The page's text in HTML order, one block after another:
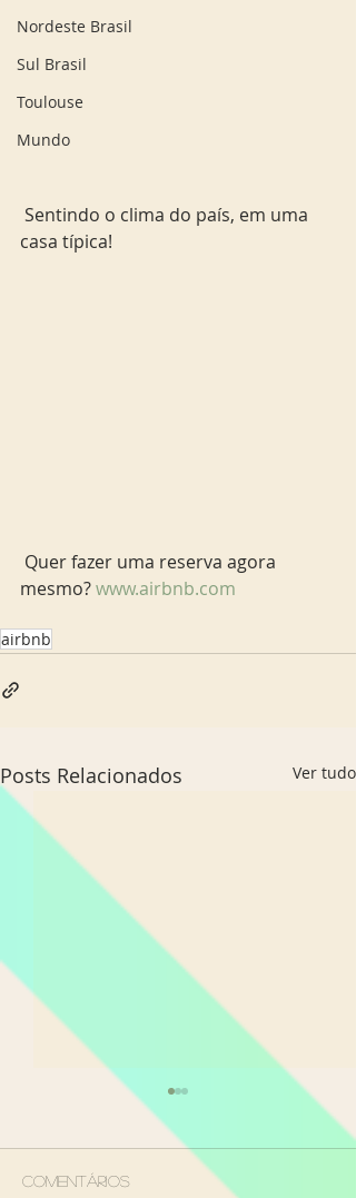
Nordeste Brasil
Sul Brasil
Toulouse
Mundo
casa típica!
mesmo? www.airbnb.com
airbnb
Posts Relacionados Ver tudo
Comentários